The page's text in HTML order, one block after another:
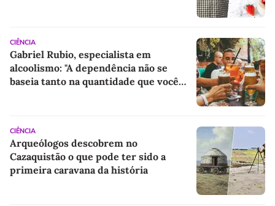
CIÊNCIA
Gabriel Rubio, especialista em
alcoolismo: "A dependência não se
baseia tanto na quantidade que você
CIÊNCIA
Arqueólogos descobrem no
Cazaquistão o que pode ter sido a
primeira caravana da história